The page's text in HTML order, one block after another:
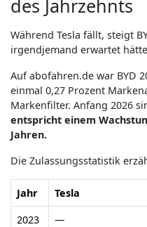
des Jahrzehnts
Während Tesla fällt, steigt
irgendjemand erwartet
Auf abofahren.de war BYD
einmal 0,27 Prozent
Markenfilter. Anfang 2026
entspricht einem
Jahren.
Die Zulassungsstatistik
Jahr Tesla
2023
—